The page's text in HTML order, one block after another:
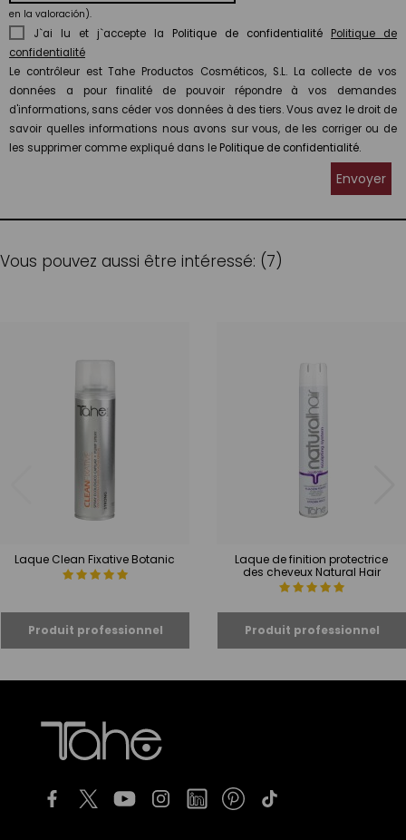
en la valoración).
J`ai lu et j`accepte la Politique de confidentialité
Politique de
confidentialité
Le contrôleur est Tahe Productos Cosméticos, S.L. La collecte de vos
données a pour finalité de pouvoir répondre à vos demandes
d'informations, sans céder vos données à des tiers. Vous avez le droit de
savoir quelles informations nous avons sur vous, de les corriger ou de
les supprimer comme expliqué dans le Politique de confidentialité.
Envoyer
Vous pouvez aussi être intéressé: (7)
Laque Clean Fixative Botanic
Laque de finition protectrice
des cheveux Natural Hair